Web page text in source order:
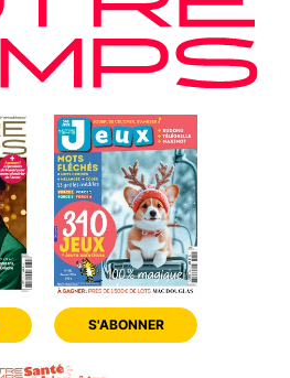
S'ABONNER